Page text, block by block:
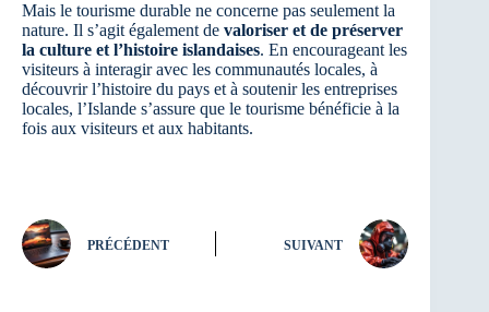
Mais le tourisme durable ne concerne pas seulement la
nature. Il s’agit également de valoriser et de préserver
la culture et l’histoire islandaises. En encourageant les
visiteurs à interagir avec les communautés locales, à
découvrir l’histoire du pays et à soutenir les entreprises
locales, l’Islande s’assure que le tourisme bénéficie à la
fois aux visiteurs et aux habitants.
PRÉCÉDENT SUIVANT